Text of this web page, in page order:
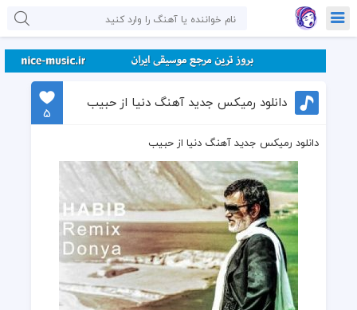
دانلود رمیکس جدید آهنگ دنیا از حبیب
5
دانلود رمیکس جدید آهنگ دنیا از حبیب